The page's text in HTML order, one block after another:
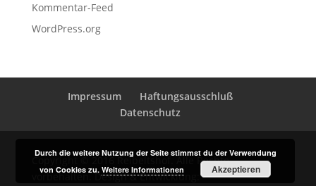
Kommentar-Feed
WordPress.org
Impressum
Haftungsausschluß
Datenschutz
Copyright © 2016 Reibeltshof. Alle Rechte
vorbehalten. Design & Entwicklung:
Durch die weitere Nutzung der Seite stimmst du der Verwendung
von Cookies zu.Weitere Informationen Akzeptieren